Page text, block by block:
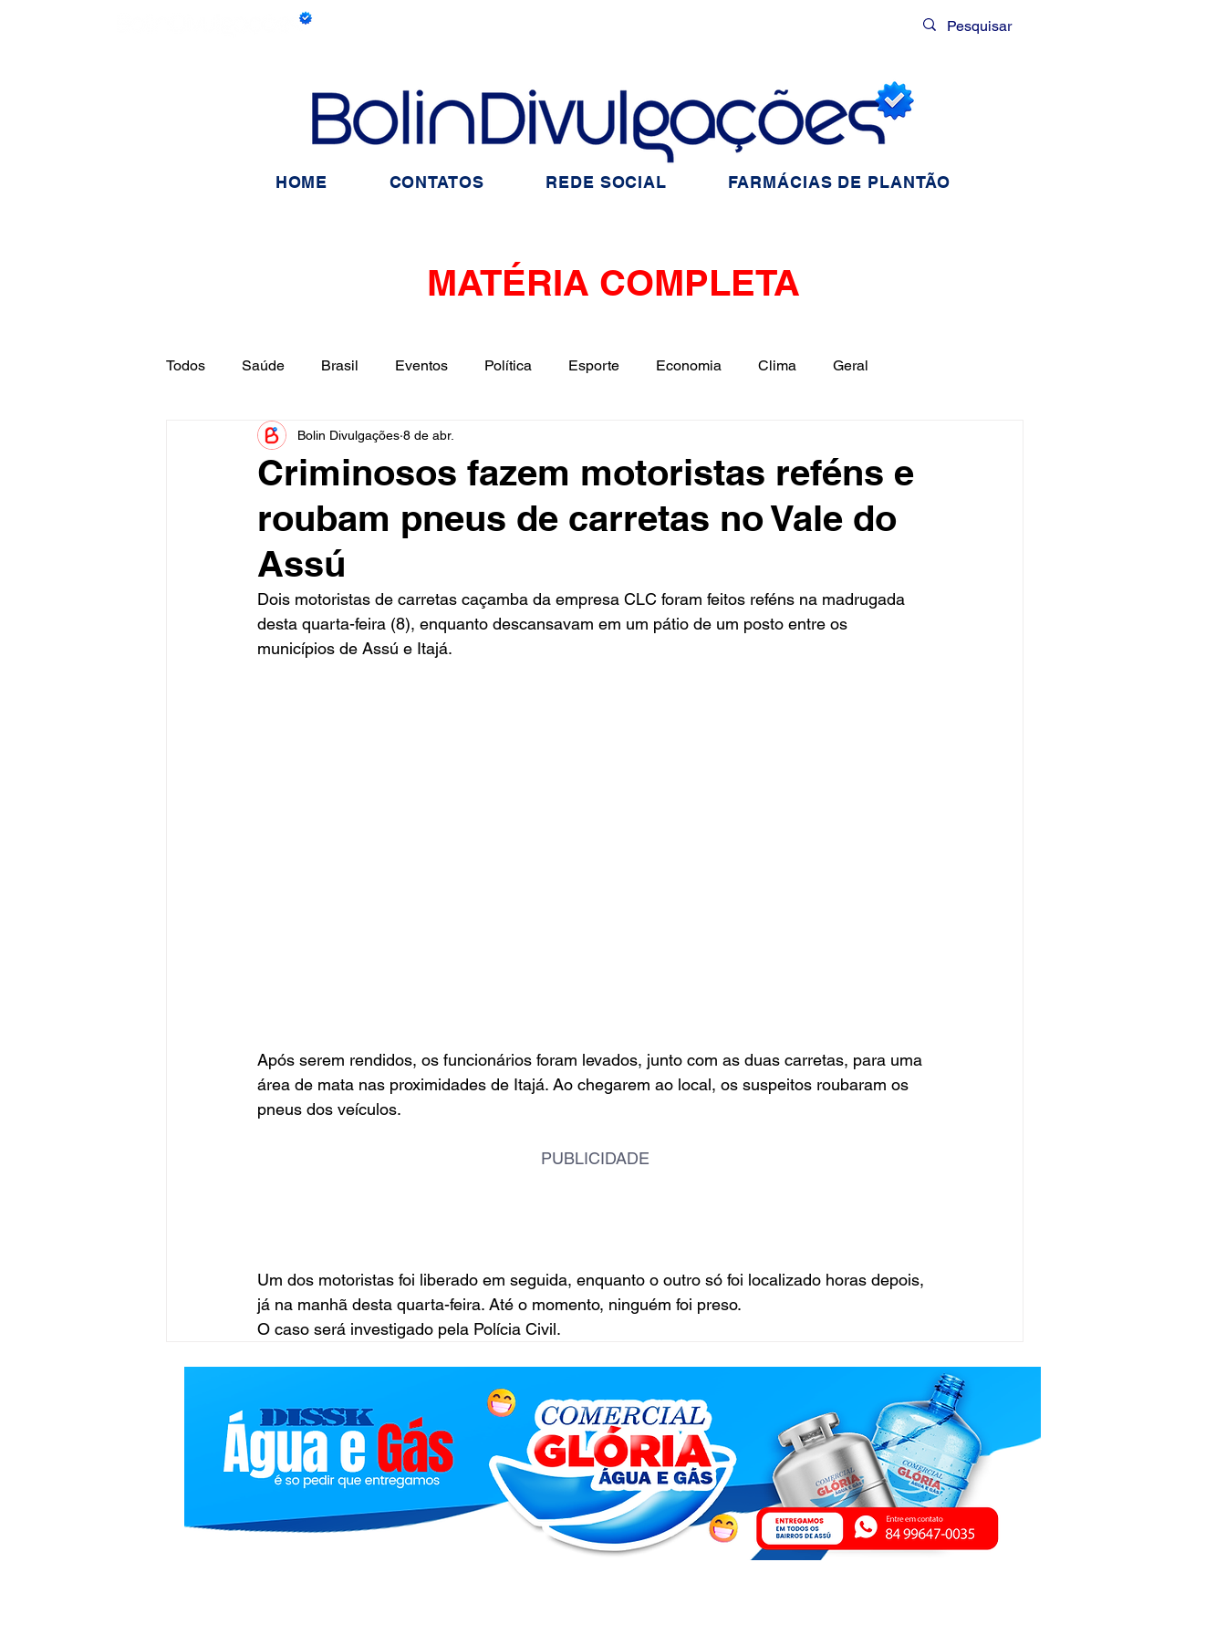
MATÉRIA COMPLETA
Todos Saúde Brasil Eventos Política Esporte Economia Clima Geral
Informe Publicitário Judiciário
Acidente Tecnologia Educação Influencer Luto Artista Seleção Brasileira
Criminosos fazem motoristas reféns e
roubam pneus de carretas no Vale do
Assú
Bolin Divulgações 8 de abr.
Dois motoristas de carretas caçamba da empresa CLC foram feitos reféns na madrugada
desta quarta-feira (8), enquanto descansavam em um pátio de um posto entre os
municípios de Assú e Itajá.
Após serem rendidos, os funcionários foram levados, junto com as duas carretas, para uma
área de mata nas proximidades de Itajá. Ao chegarem ao local, os suspeitos roubaram os
pneus dos veículos.
PUBLICIDADE
Um dos motoristas foi liberado em seguida, enquanto o outro só foi localizado horas depois,
já na manhã desta quarta-feira. Até o momento, ninguém foi preso.
O caso será investigado pela Polícia Civil.
HOME CONTATOS REDE SOCIAL FARMÁCIAS DE PLANTÃO